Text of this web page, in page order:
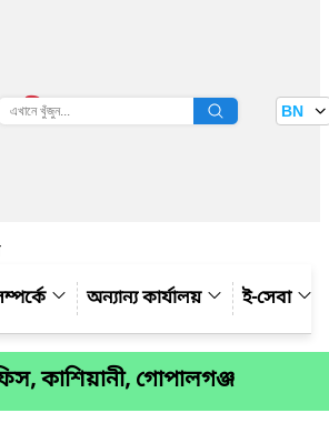
তথ্য বাতায়ন BN
অন্যান্য কার্যালয় ই-সেবা
কাশিয়ানী, গোপালগঞ্জ